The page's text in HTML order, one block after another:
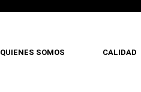
QUIENES SOMOS CALIDAD